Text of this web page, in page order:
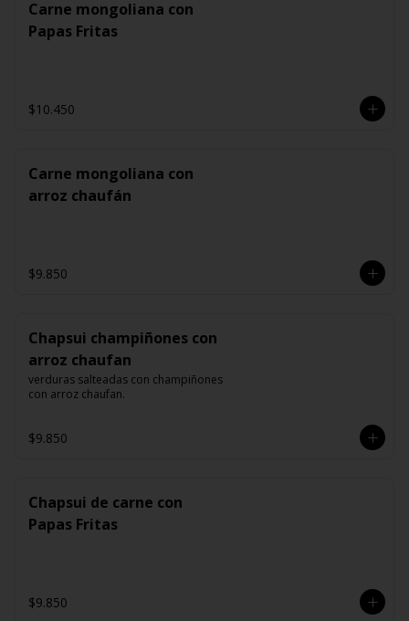
Carne mongoliana con
Papas Fritas
$10.450
Carne mongoliana con
arroz chaufán
$9.850
Chapsui champiñones con
arroz chaufan
verduras salteadas con champiñones
con arroz chaufan.
$9.850
Chapsui de carne con
Papas Fritas
$9.850